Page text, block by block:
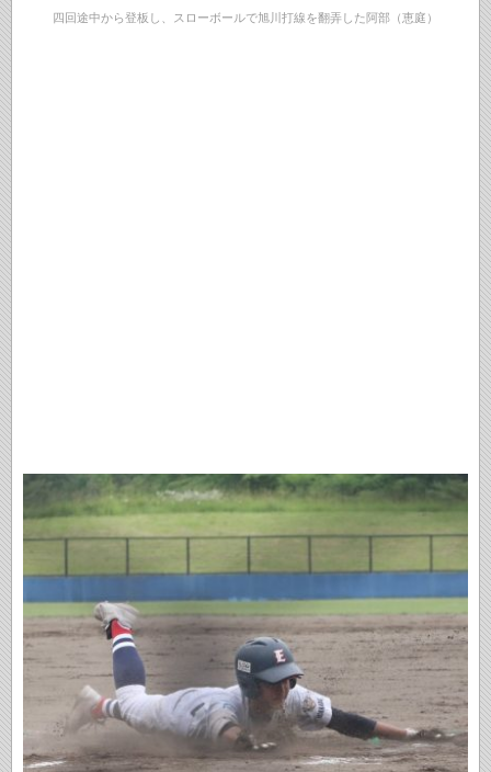
四回途中から登板し、スローボールで旭川打線を翻弄した阿部（恵庭）